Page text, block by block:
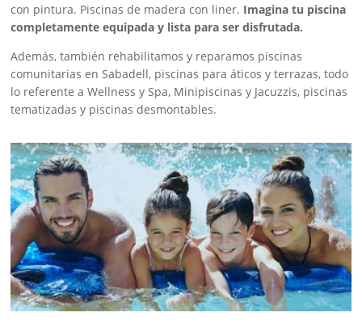
con pintura. Piscinas de madera con liner. Imagina tu piscina
completamente equipada y lista para ser disfrutada.
Además, también rehabilitamos y reparamos piscinas
comunitarias en Sabadell, piscinas para áticos y terrazas, todo
lo referente a Wellness y Spa, Minipiscinas y Jacuzzis, piscinas
tematizadas y piscinas desmontables.